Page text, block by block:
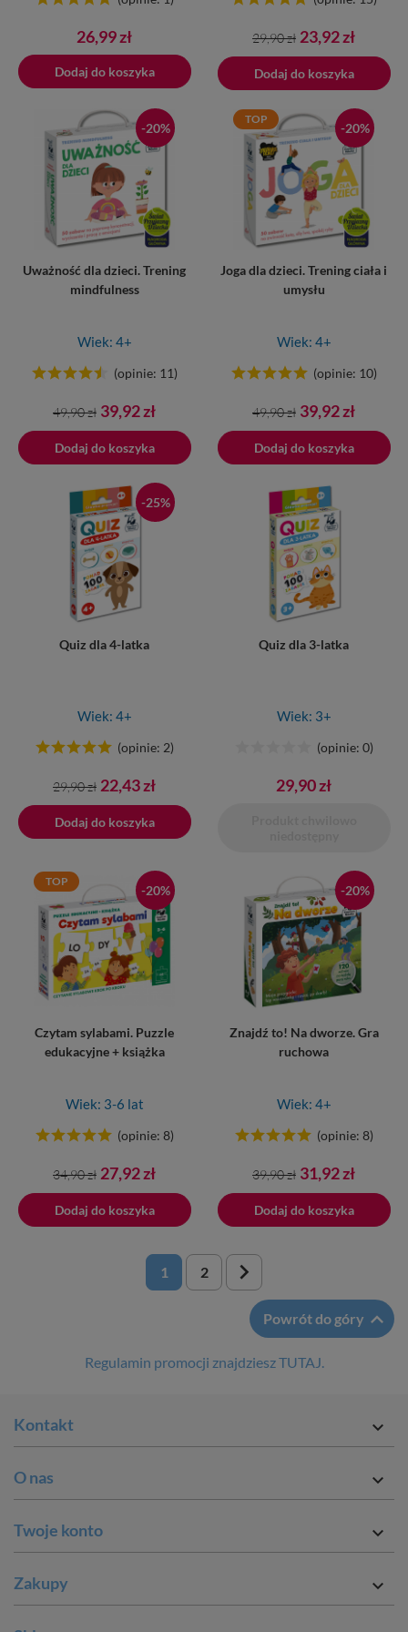
Cena
26,99 zł
Dodaj do koszyka
Cena
podstawowa
29,90 zł Cena
23,92 zł
Dodaj do koszyka
Dodano do koszyka
-20%
Uważność dla dzieci. Trening
mindfulness
Wiek: 4+
(opinie: 11)
Cena
podstawowa
49,90 zł Cena
39,92 zł
Dodaj do koszyka
TOP
-20%
Joga dla dzieci. Trening ciała i
umysłu
Wiek: 4+
(opinie: 10)
Cena
podstawowa
49,90 zł Cena
39,92 zł
Dodaj do koszyka
Dodano do koszyka
-25%
Quiz dla 4-latka
Wiek: 4+
(opinie: 2)
Cena
podstawowa
29,90 zł Cena
22,43 zł
Dodaj do koszyka
Quiz dla 3-latka
Wiek: 3+
(opinie: 0)
29,90 zł
TOP
-20%
Czytam sylabami. Puzzle
edukacyjne + książka
Wiek: 3-6 lat
(opinie: 8)
Cena
podstawowa
34,90 zł Cena
27,92 zł
Dodaj do koszyka
-20%
Znajdź to! Na dworze. Gra
ruchowa
Wiek: 4+
(opinie: 8)
Cena
podstawowa
39,90 zł Cena
31,92 zł
Dodaj do koszyka
Dodano do koszyka
1 2 
Powrót do góry 
Regulamin promocji znajdziesz TUTAJ.
Kontakt 
O nas 
Twoje konto 
Zakupy 